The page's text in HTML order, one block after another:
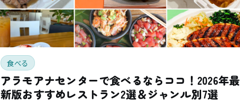
食べる
アラモアナセンターで食べるならココ！2026年最
新版おすすめレストラン2選＆ジャンル別7選